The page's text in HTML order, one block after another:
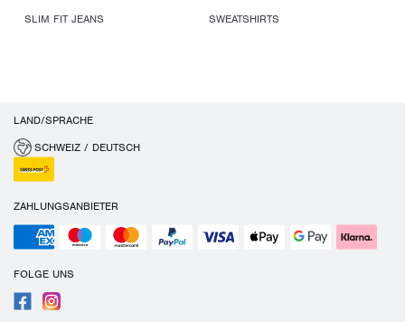
SLIM FIT JEANS
SWEATSHIRTS
LAND/SPRACHE
SCHWEIZ / DEUTSCH
ZAHLUNGSANBIETER
FOLGE UNS